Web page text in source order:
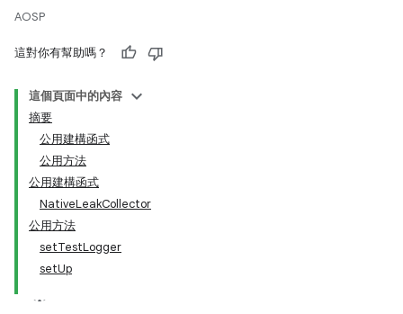
AOSP
這對你有幫助嗎？
這個頁面中的內容
摘要
公用建構函式
公用方法
公用建構函式
NativeLeakCollector
公用方法
setTestLogger
setUp